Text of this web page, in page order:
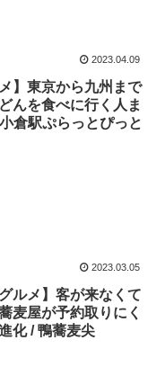
2023.04.09
】東京から九州まで
んを食べに行く人ま
倉駅ぷらっとぴっと
2023.03.05
ルメ】客が来なくて
麦屋が予約取りにく
化 / 鴨蕎麦尖